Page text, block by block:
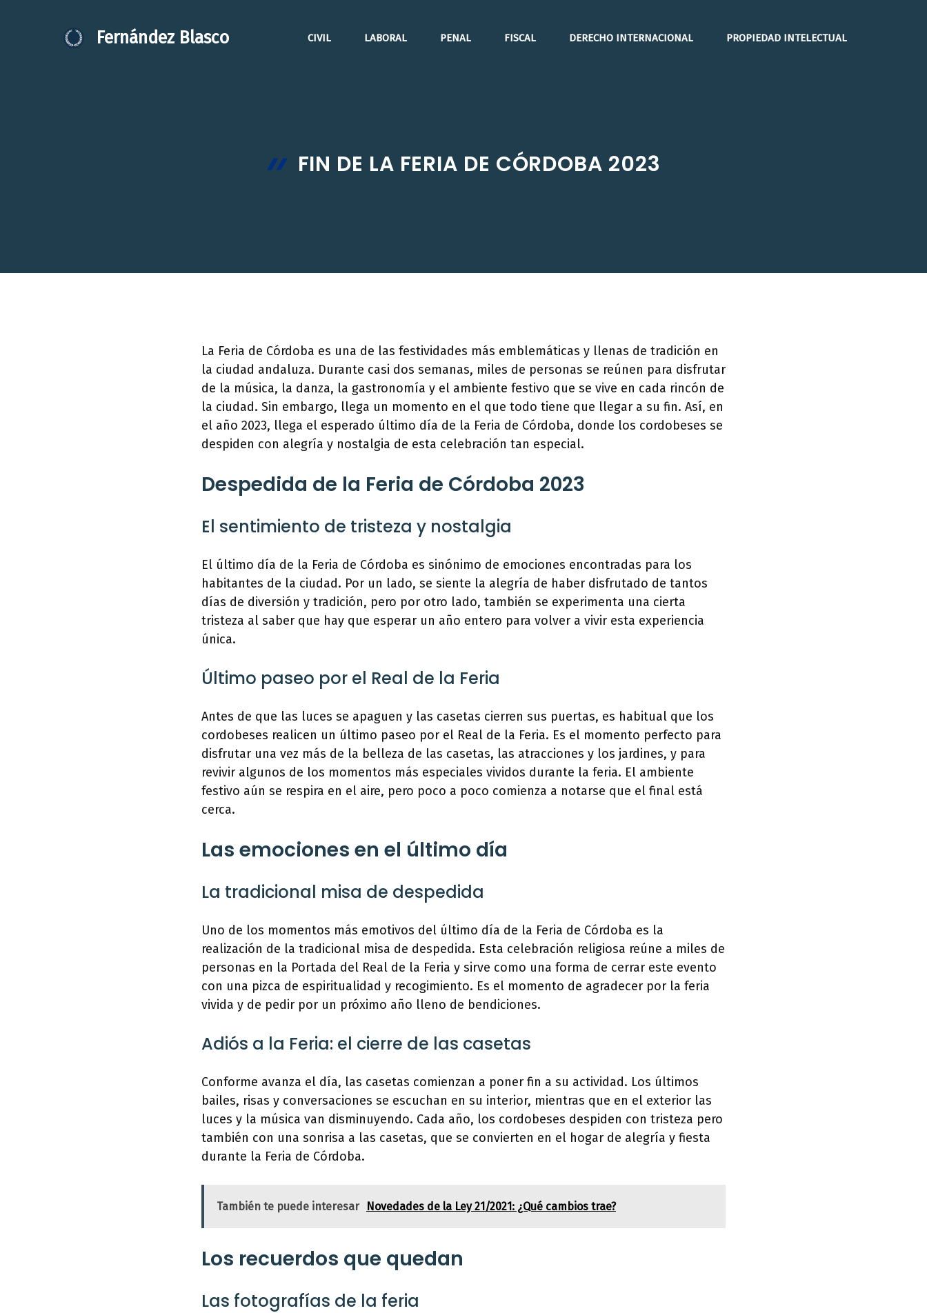
Fernández Blasco CIVIL LABORAL PENAL FISCAL DERECHO INTERNACIONAL PROPIEDAD INTELECTUAL
FIN DE LA FERIA DE CÓRDOBA 2023
La Feria de Córdoba es una de las festividades más emblemáticas y llenas de tradición en
la ciudad andaluza. Durante casi dos semanas, miles de personas se reúnen para disfrutar
de la música, la danza, la gastronomía y el ambiente festivo que se vive en cada rincón de
la ciudad. Sin embargo, llega un momento en el que todo tiene que llegar a su fin. Así, en
el año 2023, llega el esperado último día de la Feria de Córdoba, donde los cordobeses se
despiden con alegría y nostalgia de esta celebración tan especial.
Despedida de la Feria de Córdoba 2023
El sentimiento de tristeza y nostalgia
El último día de la Feria de Córdoba es sinónimo de emociones encontradas para los
habitantes de la ciudad. Por un lado, se siente la alegría de haber disfrutado de tantos
días de diversión y tradición, pero por otro lado, también se experimenta una cierta
tristeza al saber que hay que esperar un año entero para volver a vivir esta experiencia
única.
Último paseo por el Real de la Feria
Antes de que las luces se apaguen y las casetas cierren sus puertas, es habitual que los
cordobeses realicen un último paseo por el Real de la Feria. Es el momento perfecto para
disfrutar una vez más de la belleza de las casetas, las atracciones y los jardines, y para
revivir algunos de los momentos más especiales vividos durante la feria. El ambiente
festivo aún se respira en el aire, pero poco a poco comienza a notarse que el final está
cerca.
Las emociones en el último día
La tradicional misa de despedida
Uno de los momentos más emotivos del último día de la Feria de Córdoba es la
realización de la tradicional misa de despedida. Esta celebración religiosa reúne a miles de
personas en la Portada del Real de la Feria y sirve como una forma de cerrar este evento
con una pizca de espiritualidad y recogimiento. Es el momento de agradecer por la feria
vivida y de pedir por un próximo año lleno de bendiciones.
Adiós a la Feria: el cierre de las casetas
Conforme avanza el día, las casetas comienzan a poner fin a su actividad. Los últimos
bailes, risas y conversaciones se escuchan en su interior, mientras que en el exterior las
luces y la música van disminuyendo. Cada año, los cordobeses despiden con tristeza pero
también con una sonrisa a las casetas, que se convierten en el hogar de alegría y fiesta
durante la Feria de Córdoba.
También te puede interesar Novedades de la Ley 21/2021: ¿Qué cambios trae?
Los recuerdos que quedan
Las fotografías de la feria